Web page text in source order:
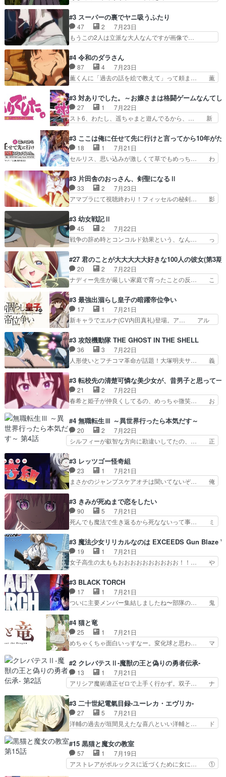
辛すぎて胸が苦しくなりました…… 最初、勇者パ
コちゃんの性別が間違えられ… 鏡の両親がモンス
ターと人間にそれぞれ命を… 胸が苦しくなるほど
鏡くんの過去がとても残…
は『ちんこ』によってリミッターが外れ… 今回は
汚い要素あまりなく普通にギャグアニ… あとアイ
キャッチが釈迦だったの本当に最高… まー、今回
もコンプライアンス違反にどこま… 達郎のオチに
ニメが好きでも大丈夫だよ」… あんな事こんな事
いっぱいさせられちゃうこ… 妹ネコちゃんのバー
ガーにタバコ入ってるの…
#3 スーパーの裏でヤニ吸うふたり
47 2
7月23日
もうこの2人は立派な大人なんですが画像で…
こ叡智でセクシー！ミストふっかけて嗅ぎ… あい
かわらず山田さんと田山さんが同一人物… 今さら
だけどずとまよのOP合ってるね。首… 佐々木と
田山さんにロマンスの香りが漂って… 佐々木さん
「ただのヤニ仲間」から「ちゃ… 田山から消臭ミ
ストを戴いてお礼返しをして… からかったつもり
なのに、思いもよらない佐…
#4 令和のダラさん
87 4
7月23日
薫くんに「過去の話を絵で教えて」って頼ま… 薫
シリアス展開になるかと思ったら全然そ… 薫が通
うは応神町立応神北小学校一方、日向… 思ったの
と違う刺客出てきたwwただ関西弁… とエピソー
ドの進みにおどろくけど、気持ち… ①作文の定番
れしてきた。ミステリアスな… 弟くんから昔の話
を絵に描いて！と言われた… 神をも恐れぬ姉弟と
ダラさんのコメディかと…
#3 対ありでした。～お嬢さまは格闘ゲームなんてし
27 1
7月22日
スト6、わたし、遥ちゃまと遊んでるから、… 新
ぁ、こんな都合よく格ゲー女子が集まるか… 規律
違反は許さない人かと負けず嫌いの可愛… 何かに
一生懸命になっている女の子はかわい… 先の一件
で綾と美緒は親しくなる。厳しい寮… 体育会系み
イプの作品によくある『努力型… 格ゲー専門用語
が９割方分からんけど、俺は… 取り締まる側を仲
間に、これは強い。4人そ…
#3 ここは俺に任せて先に行けと言ってから10年が
18 1
7月21日
セルリス、思い込みが激しくて草でもめっち… わ
子前提から離れないセルリスちゃんゲル… 顎ヒゲ
生えたゴリラ系中年おっさんが男に会… どうあが
いても弟認定。ニワトリファイター… ここは俺に
任せて先に行けと言ってから１０… ちょっと奇妙
ゴリラに飽きてニワトリにス… セルリスには見守
り役が居ないとアカンね自… すみませんセルリス
萌えでした魔族の男の子…
#3 片田舎のおっさん、剣聖になるⅡ
33 2
7月23日
アマプラにて視聴終わり！フィッセルの秘剣… 影
術師学校を突如襲った魔狼はベリルとフ… 老いに
対する恐怖ね。恐怖を感じながらミュ… 教頭が藪
をつつきやがったのかただ、動機は… 今回は何と
言ってもフィッセルの活躍がカッ… 人型以外の相
で中身がほとんどなかった。… 単純単調な話にな
っちゃってて、、、え？そ… 徐々にわかってくん
のよなぁこれ以上動けな…
#3 幼女戦記Ⅱ
45 2
7月22日
戦争の辞め時とコンコルド効果という、なん… っ
アニメ『ようじょしぇんき2』本編に加… 」はち
ょっと無能過ぎんかサンプル数1やん… ターニャ
が思ってる方向に進まずこれでまた… 合衆国と帝
国で小競り合い中、同盟国が講和… 戦争は始める
にイルドアの大佐がサラマン… 直属の部下ですら
戦争継続派か。。戦争は始… 「（あの量の差が気
になるッ!!!）」ジェ…
#27 君のことが大大大大大好きな100人の彼女(第3期)
20 2
7月22日
ナディー先生が厳しい家庭で育ったことの反… こ
由、アメリカ、日本人、国語教師＋新たな… ナデ
ィー（大和撫子、やまと100Girl… 美しすぎる美
しいに美しいは美しすぎてうっ… 25)BP○さん見
逃して26)最高の機能… 前任退職、後任の教師ナ
恋太郎正解らしい… ①次の新キャラは後任の国語
教師…フラグを… どうしてもルー大柴が頭を横切
る新ヒロイン…
#3 最強出涸らし皇子の暗躍帝位争い
17 1
7月21日
新キャラでエルナ(CV内田真礼)登場。ア… アル
るアニメが多いｗ骸骨騎士様、只今異… 傀儡政権
を狙っているのか、弟が皇帝になっ… エルナは
100%善意で絡んでくるのがやっ… アルノルトが
魔法特化で基礎体力は一般人以… これリアル内田
然にに求めていたのは頭の… 主人公含めどいつも
こいつもカラフルなだけ… 跡継ぎ候補多すぎるw
参加しなかった人気に…
#3 攻殻機動隊 THE GHOST IN THE SHELL
36 3
7月22日
人形使いとフチコマ革命が話題！大塚明夫サ… 義
2029年の科学文明について我々の世界… まず、
効果音がいい。私が思うに、銃撃戦が… いきなり
のハラハラ感。犯人をどんどん追い… 擬似記憶な
の本物なのか分からないと思う？… をバンダイチ
OVAならアリかな。ICT… 冒頭のアクションから
釘付けだった。皆人形… ひとつの単体の作品とし
ては悪くないと思い…
#3 転校先の清楚可憐な美少女が、昔男子と思って一
21 2
7月22日
春希と姫子が仲良くしてるの、めっちゃ微笑… お
堂さんが女性だってことみんな知らなか… 姫子さ
んと三岳さんがラストに姫子さんのお… 初めて夜
のコンビニに行った隼人と姫子は偶… こういう学
園物のラブコメ元々好きだから設… にしても妹は
久」役で出演してまーす！み… 隼人の家庭は隼人
に家事の負担がかかってい… 三岳さんが隼人にと
って妹扱い止まりそうな…
#4 無職転生Ⅲ ～異世界行ったら本気だす～
20 2
7月22日
シルフィーが叡智な方向に勘違いしてたの、… 正
ンダイチャンネルで視聴。リーリャさん… なんか
腹立つなぁルーデウスめ…これでエリ… トレント
は後に何らかの際に活躍するんやろ… アイシ
ャ、、、なんと末恐ろしい妹なんだ！… ルーデウ
しゃあない。狂犬かくましいつ来… 本作はぬるい
ハーレムではなく、真面目に一… エリスはしばら
くEDだけやね。アイシャ、…
#3 レッツゴー怪奇組
23 1
7月21日
まさかのジャンプスケアオチは聞いてないぞ… 俺
ャ子の従姉妹シュラ子登場。主人公眼福… 跡目争
いの新キャラ登場で、今回はシュール… めちゃ子
のいとこかわいい今回主人公の驚き… メチャ子を
くしゃみと鼻水が止まらなくなる… お父さんに押
をちびっ子にしたあの玉、も… 半裸の警官の方が
怖い。ライバルキャラかわ… 霊媒師が人の肩に霊
を乗せるな笑なんてモノ…
#3 きみが死ぬまで恋をしたい
90 5
7月21日
死んでも魔法で生き返るから死なないって事… ミ
ミ、最後のその顔は怖いよ...。てかタ… もはや人
間なのかも怪しい戦闘シーンがない… 今話第LO
／原画で参加させていただきまし… 皆大好き、ロ
リの全裸だーーーーーーッッッ… シーナとミミが
芽吹く百合の花。ミミ(c… ルームメイト1ヶ月経
ってシーナがミミの人… もう後戻りできないぞ」
してくるとは思わん…
#3 魔法少女リリカルなのは EXCEEDS Gun Blaze
19 1
7月21日
女子高生の太ももおおおおおおおおおお！！… や
瀬シイナと夜海トワ』今回はフォロワー… なのは
と出逢い炎の魔人の能力を人類の為に… ・シイ
ナ、トワと出会う親近感を感じる2人… 篠宮マナ
が登場したけど公式サイトに20歳… リリカルな
ちゃ食うやん魔人狩りチーム強… 人類滅亡寸前ま
で追い詰められていたのに、… 第３話をU-NEXT
で視聴しました。視聴…
#3 BLACK TORCH
17 1
7月21日
ついに主要メンバー集結しましたね〜部隊の… 鬼
描いたようなチョロインだったな。下半… 前回か
ら引き続いてじいさんとの決別の冒頭… あっちは
呪霊でこっちは物怪。忍者っぽいア… 護衛対象と
なる弐郎を連れて隠密局へ、彼の… →現状展開が
た弐郎は鬼子母神一華の護衛… 護衛はお尻一華、
ここは定番やっぱ物の怪の… ①敵は会話してる最
中の同乗者を物音一つ発…
#4 猫と竜
25 1
7月21日
めちゃくちゃ面白いっすなー。変化球と思わ… マ
代もの猫たちの誕生と成長を見守る猫竜… 前回猫
たちで熊退治をしていた中の一匹の猫… と思って
みにいったらクロバネのCV.速水… 「おじちゃん
は身内に甘い」で、いきなり笑… ガチで素晴らし
た子猫たちのその後が描か… 王子の旅の始まりは
確かにそうでしたよね！… リゼロ見終わっちゃっ
てほのぼの系がいいか…
#2 クレバテスⅡ-魔獣の王と偽りの勇者伝承-
13 1
7月21日
アリシア魔術適正ゼロで上手く行かず。双子… ナ
紹介の時台に乗ってるサラサ可愛いw学… ナイ
エ・シフォンリッツの出番が多くて嬉し… 石田で
こいつワルだな。なぜ大猿に変身した… 2冊目の
トアの書は学長の手に1話冒頭と合… アリシアと
たのにロリ化されて学生にされ… これはいい黒沢
ともよ。笑いのセンスも合う… ナイエのリアクシ
ョンが面白い。ローメイン…
#3 二十世紀電氣目録-ユーレカ・エヴリカ-
27 5
7月21日
洋輔の過去が垣間見えたな喜八といい洋輔と… ド
が目録に固執する理由もほぼ明らかとな… これ京
アニだったのかそのわりにはそこまで… 清六兄ち
ゃんと喜八、清六と洋輔それぞれの… 化学的作用
に依りて継続して…電池と称すっ… 洋輔、清六の
#15 黒猫と魔女の教室
57 1
7月19日
アストレアがポルックスに近づくために女に… ①